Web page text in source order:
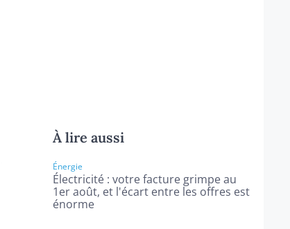
À lire aussi
Énergie
Électricité : votre facture grimpe au
1er août, et l'écart entre les offres est
énorme